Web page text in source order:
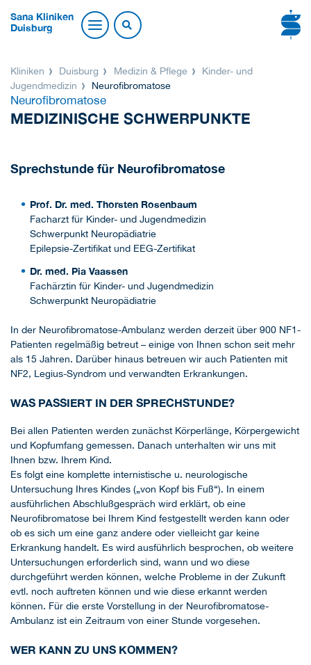
Sana Kliniken
Duisburg
Kliniken Duisburg Medizin & Pflege
Kinder- und
Jugendmedizin
Neurofibromatose
Neurofibromatose
MEDIZINISCHE SCHWERPUNKTE
Sprechstunde für Neurofibromatose
Prof. Dr. med. Thorsten Rosenbaum
Facharzt für Kinder- und Jugendmedizin
Schwerpunkt Neuropädiatrie
Epilepsie-Zertifikat und EEG-Zertifikat
Dr. med. Pia Vaassen
Fachärztin für Kinder- und Jugendmedizin
Schwerpunkt Neuropädiatrie
In der Neurofibromatose-Ambulanz werden derzeit über 900 NF1-
Patienten regelmäßig betreut – einige von Ihnen schon seit mehr
als 15 Jahren. Darüber hinaus betreuen wir auch Patienten mit
NF2, Legius-Syndrom und verwandten Erkrankungen.
WAS PASSIERT IN DER SPRECHSTUNDE?
Bei allen Patienten werden zunächst Körperlänge, Körpergewicht
und Kopfumfang gemessen. Danach unterhalten wir uns mit
Ihnen bzw. Ihrem Kind.
Es folgt eine komplette internistische u. neurologische
Untersuchung Ihres Kindes („von Kopf bis Fuß“). In einem
ausführlichen Abschlußgespräch wird erklärt, ob eine
Neurofibromatose bei Ihrem Kind festgestellt werden kann oder
ob es sich um eine ganz andere oder vielleicht gar keine
Erkrankung handelt. Es wird ausführlich besprochen, ob weitere
Untersuchungen erforderlich sind, wann und wo diese
durchgeführt werden können, welche Probleme in der Zukunft
evtl. noch auftreten können und wie diese erkannt werden
können. Für die erste Vorstellung in der Neurofibromatose-
Ambulanz ist ein Zeitraum von einer Stunde vorgesehen.
WER KANN ZU UNS KOMMEN?